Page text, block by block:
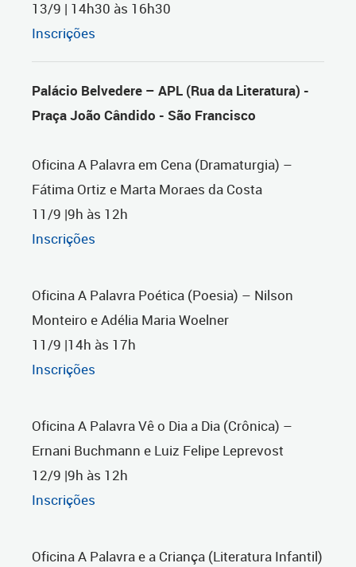
13/9 | 14h30 às 16h30
Inscrições
Palácio Belvedere – APL (Rua da Literatura) -
Praça João Cândido - São Francisco
Oficina A Palavra em Cena (Dramaturgia) –
Fátima Ortiz e Marta Moraes da Costa
11/9 |9h às 12h
Inscrições
Oficina A Palavra Poética (Poesia) – Nilson
Monteiro e Adélia Maria Woelner
11/9 |14h às 17h
Inscrições
Oficina A Palavra Vê o Dia a Dia (Crônica) –
Ernani Buchmann e Luiz Felipe Leprevost
12/9 |9h às 12h
Inscrições
Oficina A Palavra e a Criança (Literatura Infantil)